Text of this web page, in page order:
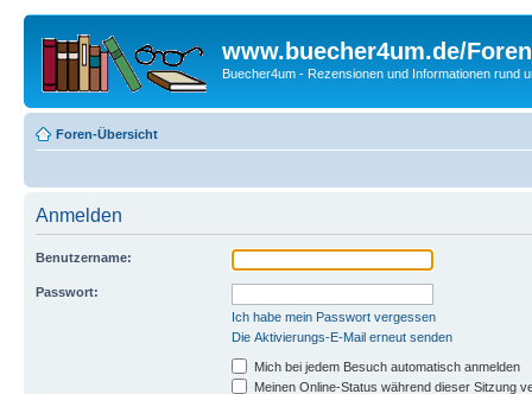
www.buecher4um.de/Foren
Buecher4um - Rezensionen und Informationen rund
Foren-Übersicht
Anmelden
Benutzername:
Passwort:
Ich habe mein Passwort vergessen
Die Aktivierungs-E-Mail erneut senden
Mich bei jedem Besuch automatisch anmelden
Meinen Online-Status während dieser Sitzung